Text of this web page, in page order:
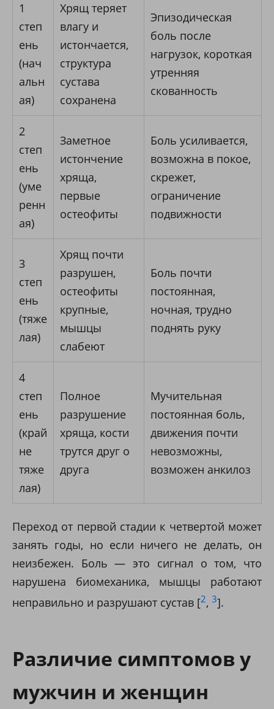
1
степ
ень
(нач
альн
ая)
Хрящ теряет
влагу и
истончается,
структура
сустава
сохранена
Эпизодическая
боль после
нагрузок, короткая
утренняя
скованность
2
степ
ень
(уме
ренн
ая)
Заметное
истончение
хряща,
первые
остеофиты
Боль усиливается,
возможна в покое,
скрежет,
ограничение
подвижности
3
степ
ень
(тяже
лая)
Хрящ почти
разрушен,
остеофиты
крупные,
мышцы
слабеют
Боль почти
постоянная,
ночная, трудно
поднять руку
4
степ
ень
(край
не
тяже
лая)
Полное
разрушение
хряща, кости
трутся друг о
друга
Мучительная
постоянная боль,
движения почти
невозможны,
возможен анкилоз
Переход от первой стадии к четвертой может
занять годы, но если ничего не делать, он
неизбежен. Боль — это сигнал о том, что
нарушена биомеханика, мышцы работают
неправильно и разрушают сустав [2, 3].
Различие симптомов у
мужчин и женщин